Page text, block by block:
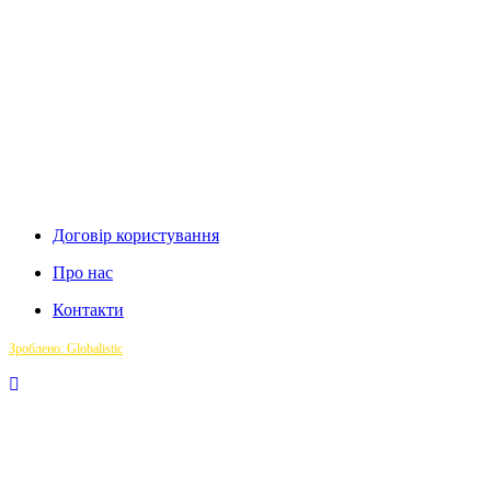
Договір користування
Про нас
Контакти
Зроблено: Globalistic